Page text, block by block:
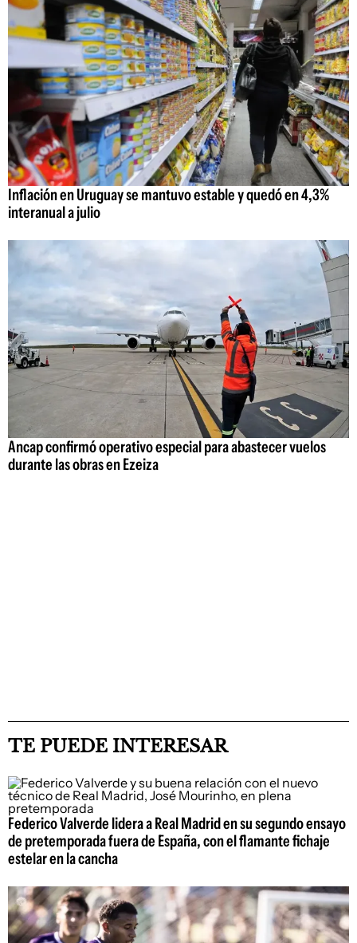
Inflación en Uruguay se mantuvo estable y quedó en 4,3%
interanual a julio
Ancap confirmó operativo especial para abastecer vuelos
durante las obras en Ezeiza
TE PUEDE INTERESAR
Federico Valverde lidera a Real Madrid en su segundo ensayo
de pretemporada fuera de España, con el flamante fichaje
estelar en la cancha